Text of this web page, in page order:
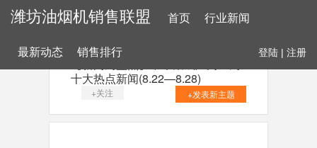
潍坊油烟机销售联盟 首页 行业新闻
最新动态 销售排行 登陆 | 注册
十大热点新闻(8.22—8.28)
+关注 +发表新主题